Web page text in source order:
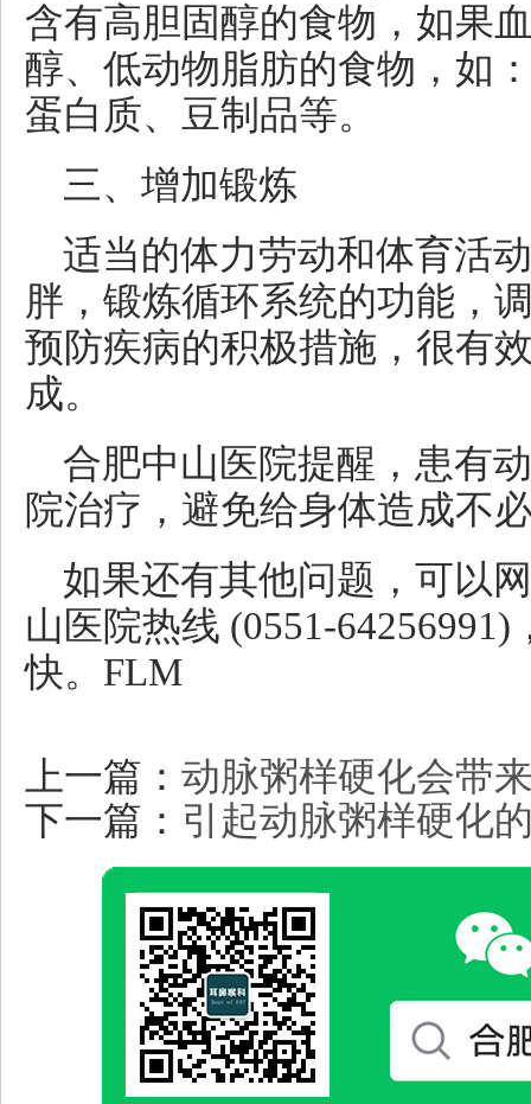
含有高胆固醇的食物，如果
醇、低动物脂肪的食物，如
蛋白质、豆制品等。
三、增加锻炼
适当的体力劳动和体育活
胖，锻炼循环系统的功能，
预防疾病的积极措施，很有
成。
合肥中山医院提醒，患有
院治疗，避免给身体造成不
如果还有其他问题，可以
山医院热线 (0551-
快。FLM
上一篇： 动脉粥样硬化会带
下一篇： 引起动脉粥样硬化